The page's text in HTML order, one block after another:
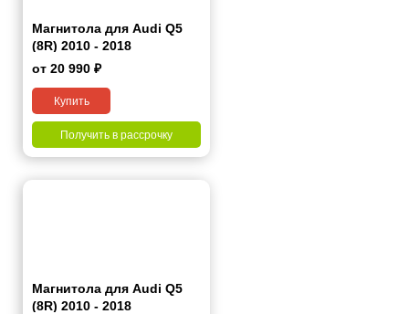
Магнитола для Audi Q5
(8R) 2010 - 2018
от 20 990 ₽
Купить
Получить в рассрочку
Магнитола для Audi Q5
(8R) 2010 - 2018